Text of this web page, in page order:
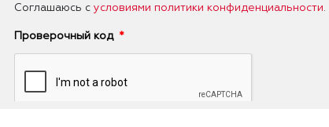
Соглашаюсь с условиями политики конфиденциальности.
Проверочный код